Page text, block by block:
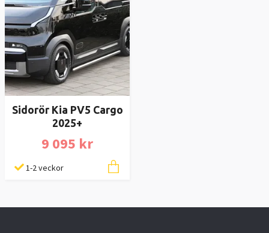
Sidorör Kia PV5 Cargo
2025+
9 095 kr
1-2 veckor